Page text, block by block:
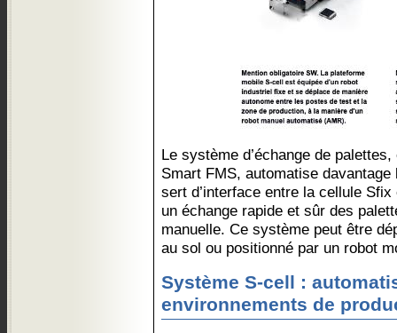
Le système d’échange de
Smart FMS, automatise
sert d’interface entre la cellule
un échange rapide et sûr des
manuelle. Ce système peut être
au sol ou positionné par un robot
Système S-cell :
environnements de